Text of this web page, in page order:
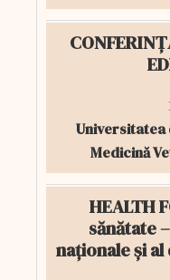
Universitatea
Medicină
HEALTH
sănătate
naționale și